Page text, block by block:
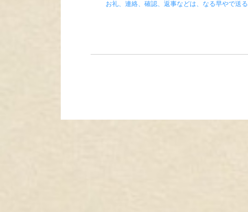
お礼、連絡、確認、返事などは、なる早やで送る